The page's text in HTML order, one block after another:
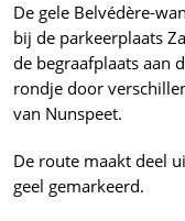
De gele Belvédère-
bij de parkeerplaats
de begraafplaats aan
rondje door
van Nunspeet.
De route maakt deel
geel gemarkeerd.